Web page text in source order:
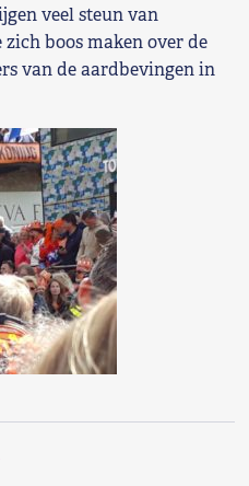
veel steun van
boos maken over de
van de aardbevingen in